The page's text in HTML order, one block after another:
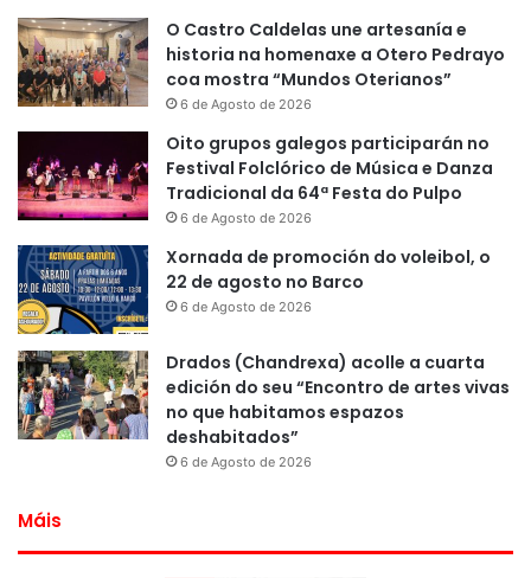
O Castro Caldelas une artesanía e
historia na homenaxe a Otero Pedrayo
coa mostra “Mundos Oterianos”
6 de Agosto de 2026
Oito grupos galegos participarán no
Festival Folclórico de Música e Danza
Tradicional da 64ª Festa do Pulpo
6 de Agosto de 2026
Xornada de promoción do voleibol, o
22 de agosto no Barco
6 de Agosto de 2026
Drados (Chandrexa) acolle a cuarta
edición do seu “Encontro de artes vivas
no que habitamos espazos
deshabitados”
6 de Agosto de 2026
Máis